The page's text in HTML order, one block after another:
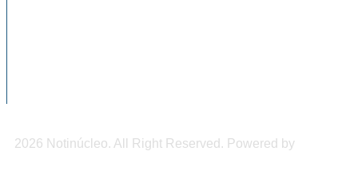
2026 Notinúcleo. All Right Reserved. Powered by